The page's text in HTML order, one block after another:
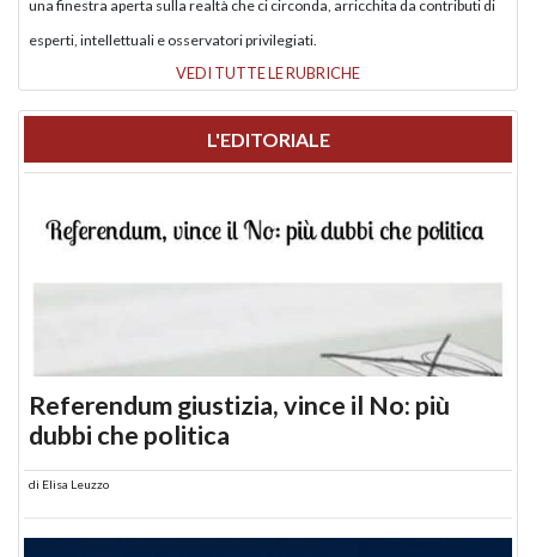
una finestra aperta sulla realtà che ci circonda, arricchita da contributi di
esperti, intellettuali e osservatori privilegiati.
VEDI TUTTE LE RUBRICHE
L'EDITORIALE
Referendum giustizia, vince il No: più
dubbi che politica
di Elisa Leuzzo